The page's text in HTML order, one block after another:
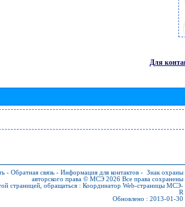
Для
- Обратная связь - Информация для контактов - Знак охраны
авторского права © МСЭ 2026 Все права сохранены
страницей, обращаться : Координатор Web-страницы МСЭ-
R
Обновлено : 2013-01-30